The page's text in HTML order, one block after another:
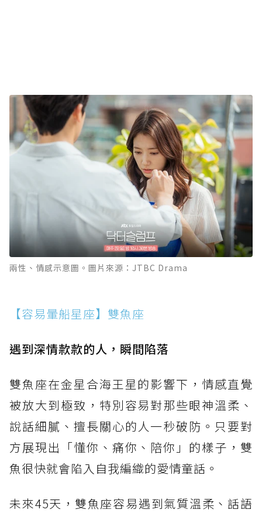
兩性、情感示意圖。圖片來源：JTBC Drama
【容易暈船星座】雙魚座
遇到深情款款的人，瞬間陷落
雙魚座在金星合海王星的影響下，情感直覺
被放大到極致，特別容易對那些眼神溫柔、
說話細膩、擅長關心的人一秒破防。只要對
方展現出「懂你、痛你、陪你」的樣子，雙
魚很快就會陷入自我編織的愛情童話。
未來45天，雙魚座容易遇到氣質溫柔、話語